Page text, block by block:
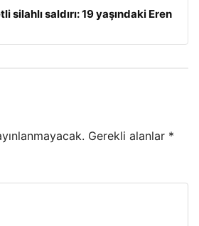
silahlı saldırı: 19 yaşındaki Eren
Gerekli alanlar *